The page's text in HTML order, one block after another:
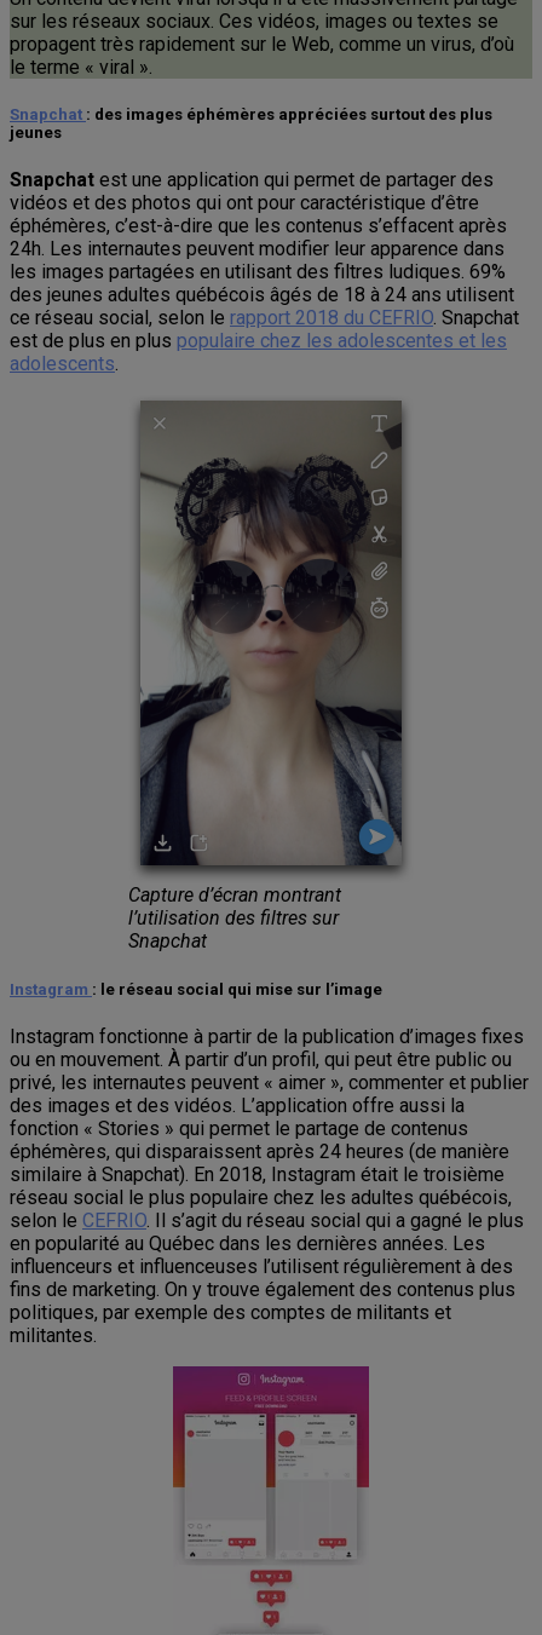
sur les réseaux sociaux. Ces vidéos, images ou textes se
propagent très rapidement sur le Web, comme un virus, d’où
le terme « viral ».
Snapchat : des images éphémères appréciées surtout des plus
jeunes
Snapchat est une application qui permet de partager des
vidéos et des photos qui ont pour caractéristique d’être
éphémères, c’est-à-dire que les contenus s’effacent après
24h. Les internautes peuvent modifier leur apparence dans
les images partagées en utilisant des filtres ludiques. 69%
des jeunes adultes québécois âgés de 18 à 24 ans utilisent
ce réseau social, selon le rapport 2018 du CEFRIO. Snapchat
est de plus en plus populaire chez les adolescentes et les
adolescents.
Capture d’écran montrant
l’utilisation des filtres sur
Snapchat
Instagram : le réseau social qui mise sur l’image
Instagram fonctionne à partir de la publication d’images fixes
ou en mouvement. À partir d’un profil, qui peut être public ou
privé, les internautes peuvent « aimer », commenter et publier
des images et des vidéos. L’application offre aussi la
fonction « Stories » qui permet le partage de contenus
éphémères, qui disparaissent après 24 heures (de manière
similaire à Snapchat). En 2018, Instagram était le troisième
réseau social le plus populaire chez les adultes québécois,
selon le CEFRIO . Il s’agit du réseau social qui a gagné le plus
en popularité au Québec dans les dernières années. Les
influenceurs et influenceuses l’utilisent régulièrement à des
fins de marketing. On y trouve également des contenus plus
politiques, par exemple des comptes de militants et
militantes.